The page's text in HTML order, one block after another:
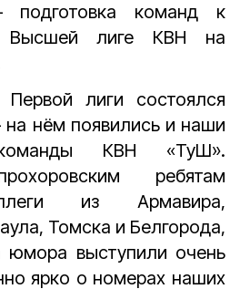
подготовка команд к
Высшей лиге КВН на
лиги состоялся
на нём появились и наши
КВН «ТуШ».
ребятам
из Армавира,
Томска и Белгорода,
выступили очень
ярко о номерах наших